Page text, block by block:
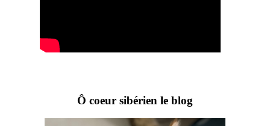
Ô coeur sibérien le blog